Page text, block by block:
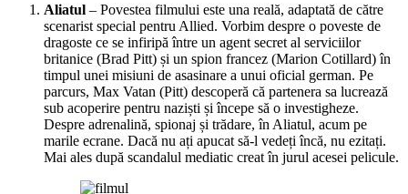
Aliatul – Povestea filmului este una reală, adaptată de către
scenarist special pentru Allied. Vorbim despre o poveste de
dragoste ce se infiripă între un agent secret al serviciilor
britanice (Brad Pitt) și un spion francez (Marion Cotillard) în
timpul unei misiuni de asasinare a unui oficial german. Pe
parcurs, Max Vatan (Pitt) descoperă că partenera sa lucrează
sub acoperire pentru naziști și începe să o investigheze.
Despre adrenalină, spionaj și trădare, în Aliatul, acum pe
marile ecrane. Dacă nu ați apucat să-l vedeți încă, nu ezitați.
Mai ales după scandalul mediatic creat în jurul acesei pelicule.